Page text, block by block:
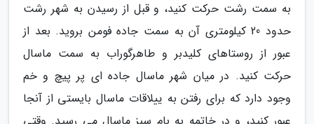
به سمت رشت حرکت کنید، و قبل از رسیدن به شهر رشت
حدود 20 کیلومتری آن به سمت جاده فومن بروید. بعد از
عبور از روستاهای کلیدبر و طاهرگوراب به سمت ماسال
حرکت کنید. در میان شهر ماسال جاده ای پر پیچ و خم
وجود دارد که برای رفتن به ییلاقات ماسال بایستی از آنجا